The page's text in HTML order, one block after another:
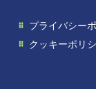
プライバシー
クッキーポリ